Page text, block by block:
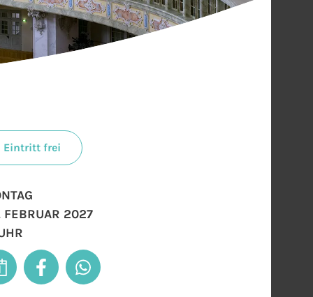
Eintritt frei
2027